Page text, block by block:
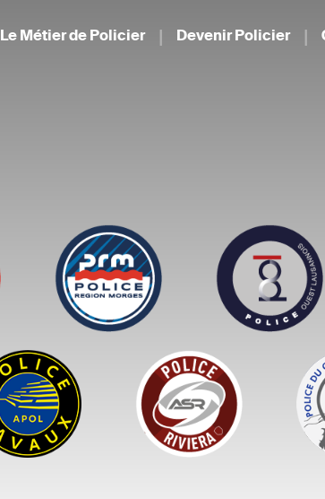
Le Métier de Policier Devenir Policier